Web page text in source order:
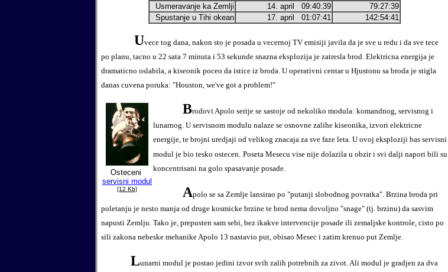
Usmeravanje ka Zemlji
14. april 09:40:39
79:27:39
Spustanje u Tihi okean
17. april 01:07:41 142:54:41
Uvece tog dana, nakon sto je posada u vecernoj TV emisiji javila da je sve u redu i da sve tece
po planu, tacno u 22 sata 7 minuta i 53 sekunde snazna eksplozija je zatresla brod. Elektricna energija je
dramaticno oslabila, a kiseonik poceo da istice iz broda. U operativni centar u Hjustonu sa broda je stigla
danas cuvena poruka: "Houston, we've got a problem!"
Osteceni
servisni modul
[12 Kb]
Brodovi Apolo serije se sastoje od nekoliko modula: komandnog, servisnog i
lunarnog. U servisnom modulu nalaze se osnovne zalihe kiseonika, izvori elektricne
energije, te brojni uredjaji od velikog znacaja za sve faze leta. U ovoj eksploziji bas servisni
modul je bio tesko ostecen. Poseta Mesecu vise nije dolazila u obzir i svi dalji napori bili su
koncentrisani na golo spasavanje posade.
Apolo se sa Zemlje lansirao po "putanji slobodnog povratka". Brzina broda pri
poletanju je nesto manja od druge kosmicke brzine te brod nema dovoljno "snage" (tj. brzinu) da sasvim
napusti Zemlju. Tako je, prepusten sam sebi, bez ikakve intervencije posade ili zemaljske kontrole, cisto po
sili zakona nebeske mehanike Apolo 13 nastavio put, obisao Mesec i zatim krenuo put Zemlje.
Lunarni modul je postao jedini izvor svih zalih potrebnih za zivot. Ali modul je gradjen za dva